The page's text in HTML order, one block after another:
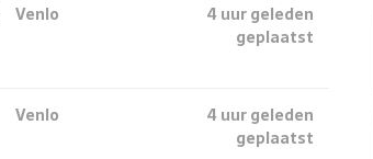
Venlo
4 uur geleden
geplaatst
Venlo
4 uur geleden
geplaatst